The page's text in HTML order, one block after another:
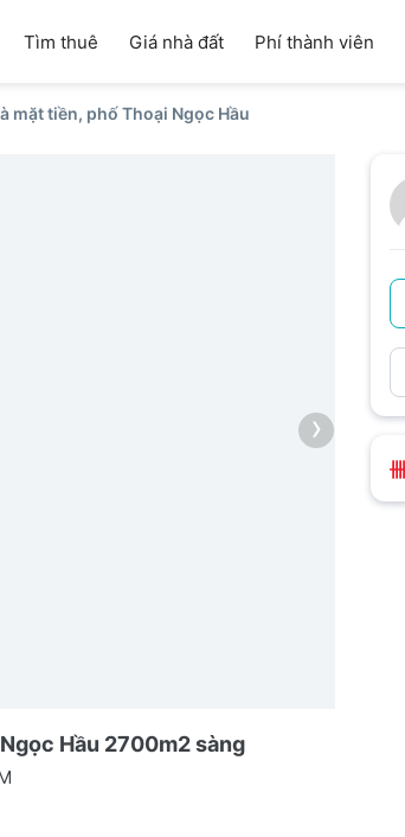
Tìm thuê Giá nhà đất Phí thành viên
mặt tiền, phố Thoại Ngọc Hầu
›
Hầu 2700m2 sàng